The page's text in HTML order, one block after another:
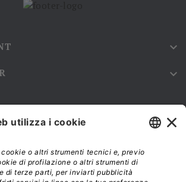


e rimani sempre aggiornato sulle